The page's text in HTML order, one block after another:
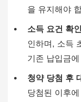
을 유지해야
소득 요건 확
인하며, 소득
기존 납입금
청약 당첨 후
당첨된 이후